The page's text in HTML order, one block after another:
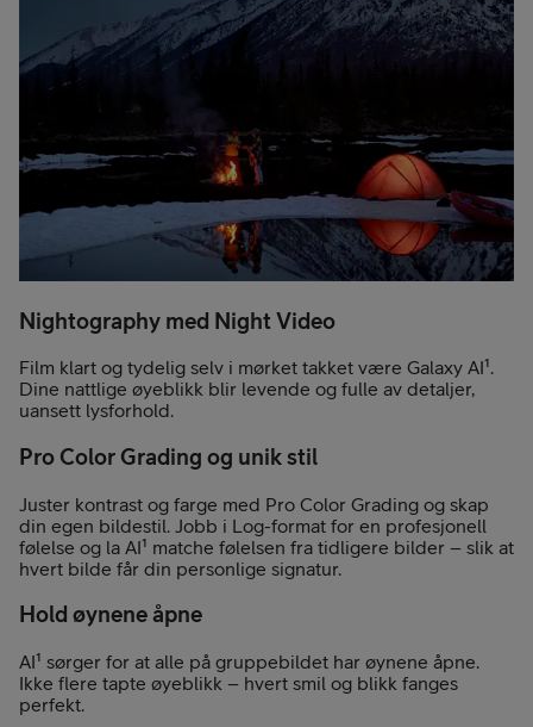
Nightography med Night Video
Film klart og tydelig selv i mørket takket være Galaxy AI¹.
Dine nattlige øyeblikk blir levende og fulle av detaljer,
uansett lysforhold.
Pro Color Grading og unik stil
Juster kontrast og farge med Pro Color Grading og skap
din egen bildestil. Jobb i Log-format for en profesjonell
følelse og la AI¹ matche følelsen fra tidligere bilder – slik at
hvert bilde får din personlige signatur.
Hold øynene åpne
AI¹ sørger for at alle på gruppebildet har øynene åpne.
Ikke flere tapte øyeblikk – hvert smil og blikk fanges
perfekt.